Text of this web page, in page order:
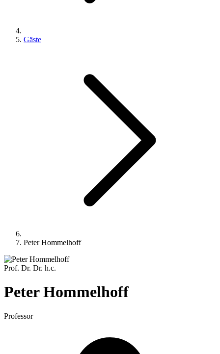
Gäste
Peter Hommelhoff
Prof. Dr. Dr. h.c.
Peter Hommelhoff
Professor